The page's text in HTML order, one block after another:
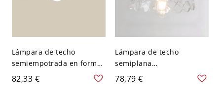
Lámpara de techo
semiempotrada en forma
de plato de plata, verde,
110V-120V, 11"
82,33 €
Lámpara de techo
semiplana
LED/incandescente/fluore
scente de 1 luz dorada en
78,79 €